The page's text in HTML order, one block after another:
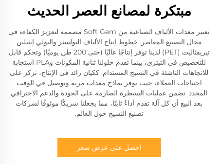
مبتكرة لمصانع العصر الحديث
تعتبر معدات الألياف الصناعية من Soft Gem مصممة لتعزيز الكفاءة في
مجال التصنيع المعاصر. خطوط إنتاج الألياف البولستر والبولي إيثيلين
تيريفثاليت (PET) لدينا توفر إنتاجًا عاليًا (حتى 200 طن يوميًا) وتحكم قابل
للتخصيص في التيتري، بينما تقدم حلولنا ثنائية المكونات وPLA استجابة
للاتجاهات الناشئة في النسيج المستدام. ككيان رائد في الإنتاج، نركز على
احتياجات العملاء، حيث نوفر نماذج معدات مرنة وتوصيل في الوقت
المحدد. تضمن عمليات السيطرة الصارمة على الجودة والدعم الاحترافي
بعد البيع أن كل آلة تقدم أداءً ثابتًا، مما يجعلنا شريكًا موثوقًا لشركات
تصنيع النسيج حول العالم.
احصل على عرض سعر